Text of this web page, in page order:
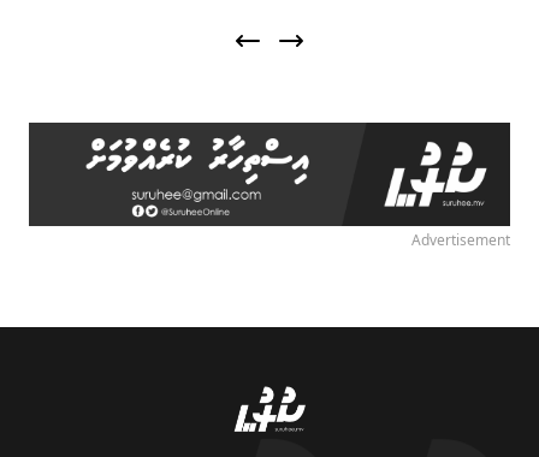
Advertisement